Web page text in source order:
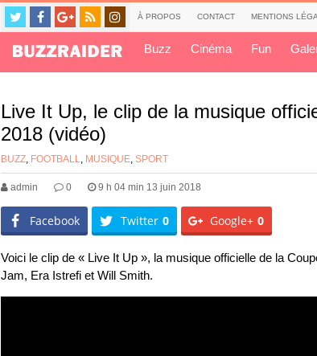
À PROPOS CONTACT MENTIONS
Buzz Cinéma Fun
Live It Up, le clip de la musique
2018 (vidéo)
BUZZ, FOOTBALL, MUSIQUE, SPORT
admin 0 9 h 04 min 13 juin 2018
Facebook Twitter 0 Google+ 0
Voici le clip de « Live It Up », la musique officielle de la
Jam, Era Istrefi et Will Smith.